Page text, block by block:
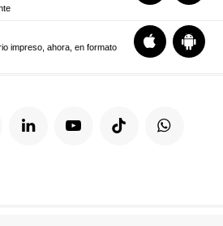
impreso, ahora, en formato